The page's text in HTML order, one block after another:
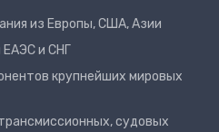
из Европы, США, Азии
ЕАЭС и СНГ
крупнейших мировых
судовых